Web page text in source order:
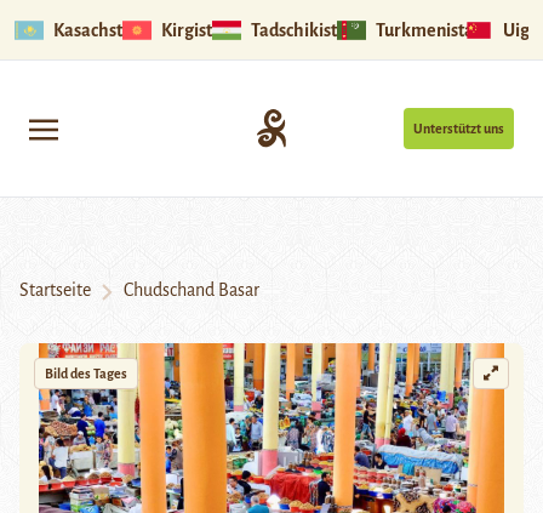
Kasachstan Kirgistan Tadschikistan Turkmenistan
Unterstützt uns
Startseite Chudschand Basar
Bild des Tages